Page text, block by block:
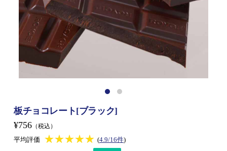
板チョコレート[ブラック]
¥756 （税込）
平均評価 ★★★★★
★★★★★ (4.9/16件)